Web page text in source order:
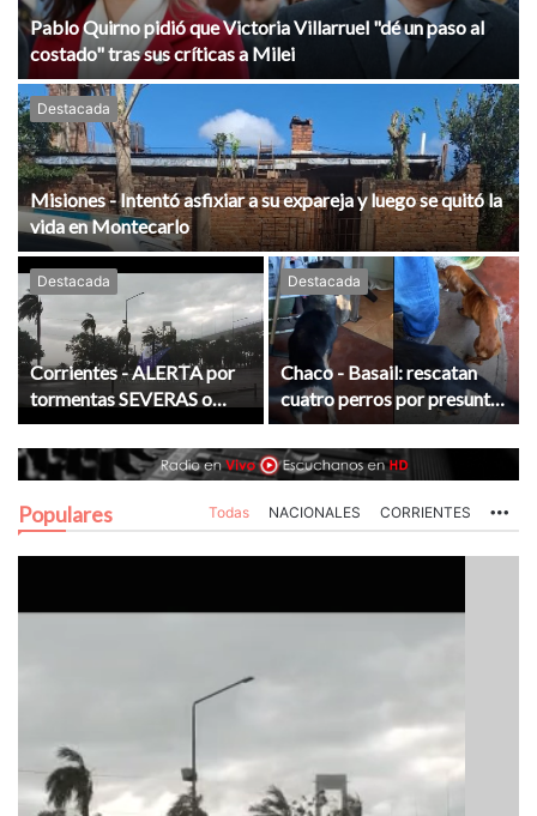
Pablo Quirno pidió que Victoria Villarruel "dé un paso al
costado" tras sus críticas a Milei
Destacada
Misiones - Intentó asfixiar a su expareja y luego se quitó la
vida en Montecarlo
Destacada
Corrientes - ALERTA por
tormentas SEVERAS o
FUERTES para toda la
provincia
Destacada
Chaco - Basail: rescatan
cuatro perros por presunto
maltrato animal
Populares Todas NACIONALES CORRIENTES